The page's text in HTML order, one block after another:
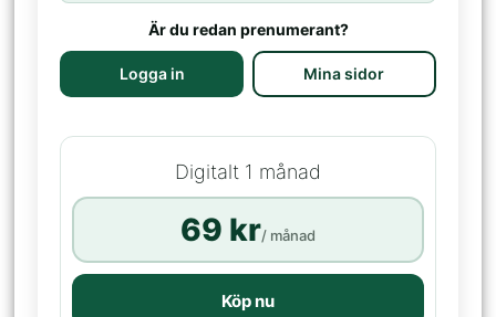
Är du redan prenumerant?
Logga in Mina sidor
Digitalt 1 månad
69 kr/ månad
Köp nu